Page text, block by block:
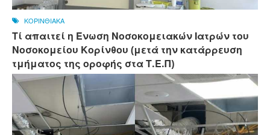
ΚΟΡΙΝΘΙΑΚΑ
Τί απαιτεί η Ένωση Νοσοκομειακών Ιατρών του
Νοσοκομείου Κορίνθου (μετά την κατάρρευση
τμήματος της οροφής στα Τ.Ε.Π)